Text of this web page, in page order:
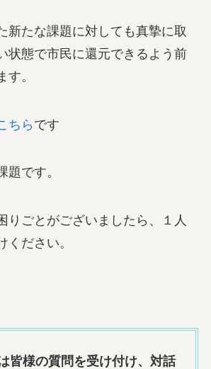
新たな課題に対しても真摯に取
状態で市民に還元できるよう前
す。
ちら です
題です。
りごとがございましたら、１人
ください。
皆様の質問を受け付け、対話